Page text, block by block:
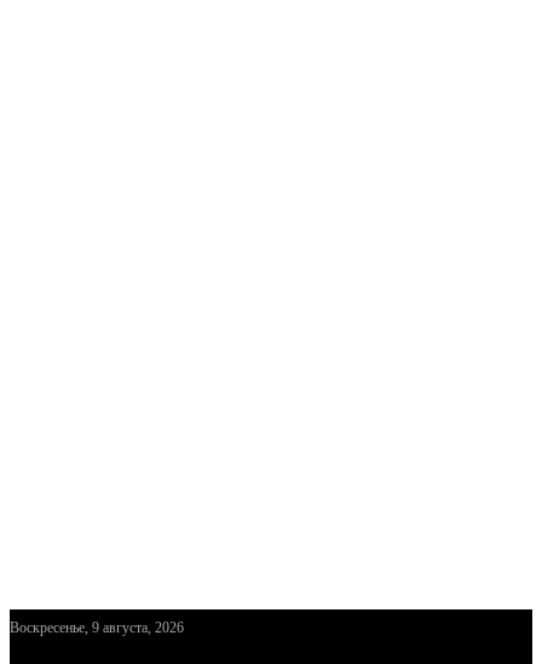
Воскресенье, 9 августа, 2026